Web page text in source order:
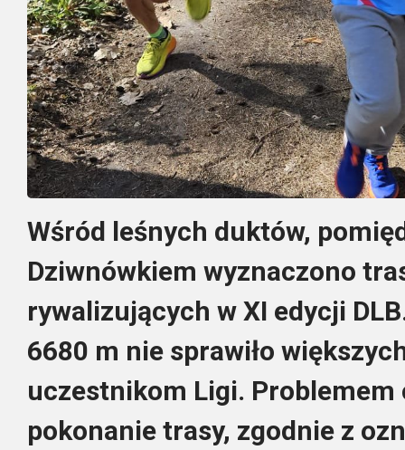
Wśród leśnych duktów,
Dziwnówkiem wyznaczono
rywalizujących w XI edycji
6680 m nie sprawiło
uczestnikom Ligi. Problemem
pokonanie trasy, zgodnie z